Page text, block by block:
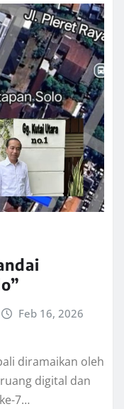
Feb 16, 2026
diramaikan oleh
digital dan
7…